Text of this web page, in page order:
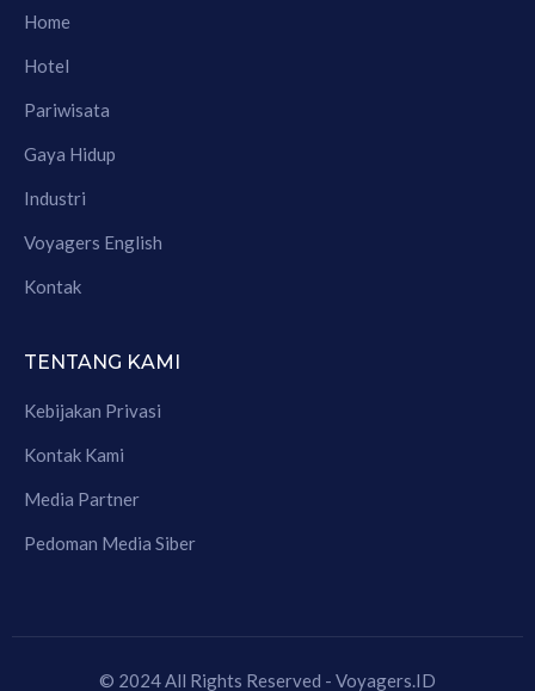
Home
Hotel
Pariwisata
Gaya Hidup
Industri
Voyagers English
Kontak
TENTANG KAMI
Kebijakan Privasi
Kontak Kami
Media Partner
Pedoman Media Siber
© 2024 All Rights Reserved - Voyagers.ID